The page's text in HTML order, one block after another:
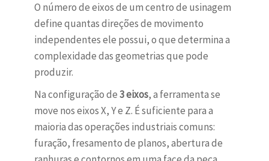
O número de eixos de um centro de usinagem
define quantas direções de movimento
independentes ele possui, o que determina a
complexidade das geometrias que pode
produzir.
Na configuração de3 eixos, a ferramenta se
move nos eixos X, Y e Z. É suficiente para a
maioria das operações industriais comuns:
furação, fresamento de planos, abertura de